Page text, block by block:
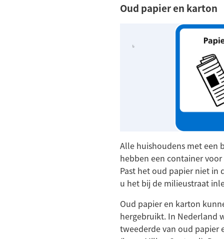
Oud papier en karton
Alle huishoudens met een
hebben een container
Past het oud papier niet in
u het bij de milieustraat
Oud papier en karton
hergebruikt. In Nederland
tweederde van oud papier